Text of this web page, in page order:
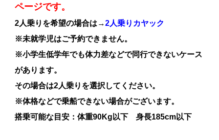
ページです。
2人乗りを希望の場合は→2人乗りカヤック
※未就学児はご予約できません。
※小学生低学年でも体力差などで同行できないケース
があります。
その場合は2人乗りを選択してください。
※体格などで乗船できない場合がございます。
搭乗可能な目安：体重90Kg以下 身長185cm以下